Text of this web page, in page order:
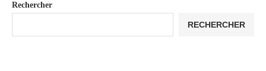
Rechercher
RECHERCHER